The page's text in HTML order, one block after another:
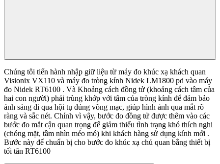
Chúng tôi tiến hành nhập giữ liệu từ máy đo khúc xạ khách quan
Visionix VX110 và máy đo tròng kính Nidek LM1800 pd vào máy
đo Nidek RT6100 . Và Khoảng cách đồng tử (khoảng cách tâm của
hai con người) phải trùng khớp với tâm của tròng kính để đảm bảo
ánh sáng đi qua hội tụ đúng võng mạc, giúp hình ảnh qua mắt rõ
ràng và sắc nét. Chính vì vậy, bước đo đồng tử được thêm vào các
bước đo mắt cận quan trọng để giảm thiểu tình trạng khó thích nghi
(chóng mặt, tầm nhìn méo mó) khi khách hàng sử dụng kính mới .
Bước này để chuẩn bị cho bước đo khúc xạ chủ quan bằng thiết bị
tối tân RT6100